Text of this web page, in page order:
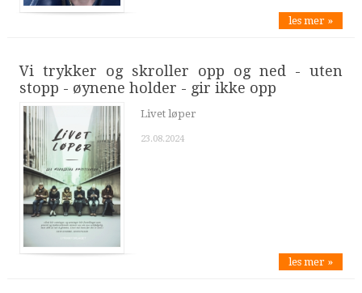
les mer »
Vi trykker og skroller opp og ned - uten
stopp - øynene holder - gir ikke opp
Livet løper
23.08.2024
les mer »